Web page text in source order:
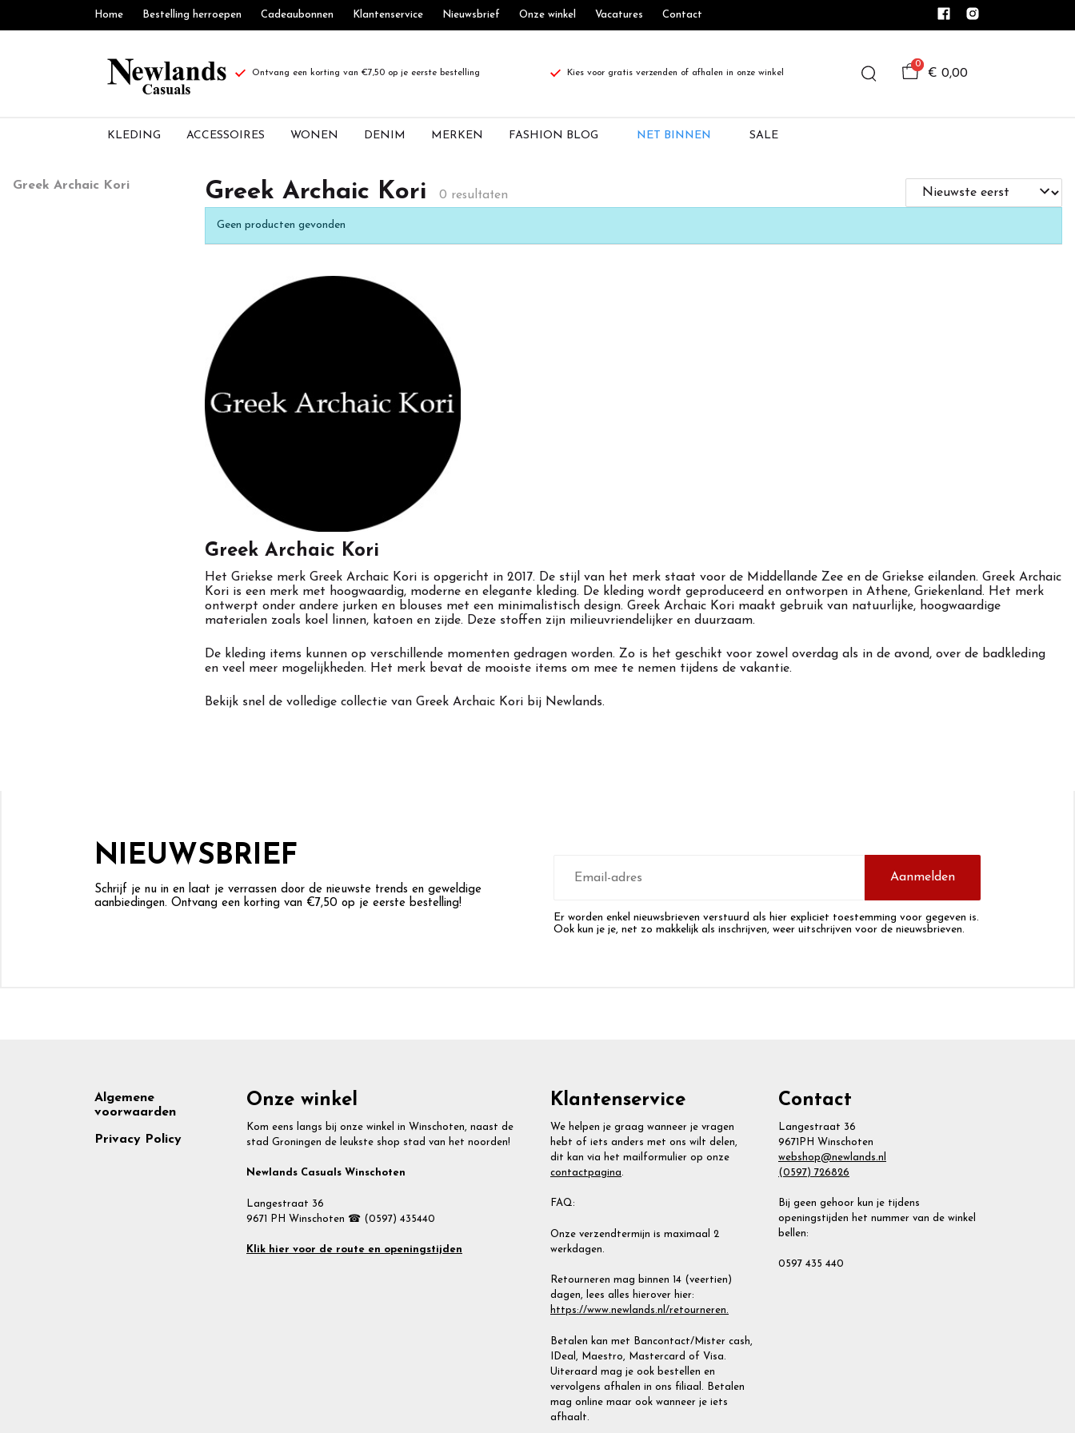
Home Bestelling herroepen Cadeaubonnen Klantenservice Nieuwsbrief Onze winkel Vacatures Contact
Ontvang een korting van €7,50 op je eerste bestelling Kies voor gratis verzenden of afhalen in onze winkel
0
€ 0,00
KLEDING ACCESSOIRES WONEN DENIM MERKEN FASHION BLOG NET BINNEN SALE
Greek
Greek Archaic Kori Greek Archaic Kori 0 resultaten
Geen producten gevonden
Greek Archaic Kori
Het Griekse merk Greek Archaic Kori is opgericht in 2017. De stijl van het merk staat voor de Middellande Zee en de Griekse eilanden. Greek Archaic
Kori is een merk met hoogwaardig, moderne en elegante kleding. De kleding wordt geproduceerd en ontworpen in Athene, Griekenland. Het merk
ontwerpt onder andere jurken en blouses met een minimalistisch design. Greek Archaic Kori maakt gebruik van natuurlijke, hoogwaardige
materialen zoals koel linnen, katoen en zijde. Deze stoffen zijn milieuvriendelijker en duurzaam.
De kleding items kunnen op verschillende momenten gedragen worden. Zo is het geschikt voor zowel overdag als in de avond, over de badkleding
en veel meer mogelijkheden. Het merk bevat de mooiste items om mee te nemen tijdens de vakantie.
Bekijk snel de volledige collectie van Greek Archaic Kori bij Newlands.
NIEUWSBRIEF
Schrijf je nu in en laat je verrassen door de nieuwste trends en geweldige
aanbiedingen. Ontvang een korting van €7,50 op je eerste bestelling!
mailadres
Aanmelden
Er worden enkel nieuwsbrieven verstuurd als hier expliciet toestemming voor gegeven is.
Ook kun je je, net zo makkelijk als inschrijven, weer uitschrijven voor de nieuwsbrieven.
Footer
Algemene
voorwaarden
Privacy Policy
Onze winkel
Kom eens langs bij onze winkel in Winschoten, naast de
stad Groningen de leukste shop stad van het noorden!
Newlands Casuals Winschoten
Langestraat 36
9671 PH Winschoten ☎ (0597) 435440
Klik hier voor de route en openingstijden
Klantenservice
We helpen je graag wanneer je vragen
hebt of iets anders met ons wilt delen,
dit kan via het mailformulier op onze
contactpagina.
FAQ:
Onze verzendtermijn is maximaal 2
werkdagen.
Retourneren mag binnen 14 (veertien)
dagen, lees alles hierover hier:
https://www.newlands.nl/retourneren.
Betalen kan met Bancontact/Mister cash,
IDeal, Maestro, Mastercard of Visa.
Uiteraard mag je ook bestellen en
vervolgens afhalen in ons filiaal. Betalen
mag online maar ook wanneer je iets
afhaalt.
Contact
Langestraat 36
9671PH Winschoten
webshop@newlands.nl
(0597) 726826
Bij geen gehoor kun je tijdens
openingstijden het nummer van de winkel
bellen:
0597 435 440